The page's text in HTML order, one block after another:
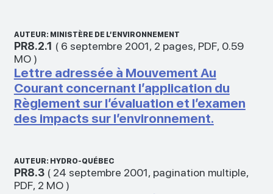
AUTEUR: MINISTÈRE DE L’ENVIRONNEMENT
PR8.2.1 ( 6 septembre 2001, 2 pages, PDF, 0.59
MO)
Lettre adressée à Mouvement Au
Courant concernant l’application du
Règlement sur l’évaluation et l’examen
des impacts sur l’environnement.
AUTEUR: HYDRO-QUÉBEC
PR8.3( 24 septembre 2001, pagination multiple,
PDF, 2 MO)